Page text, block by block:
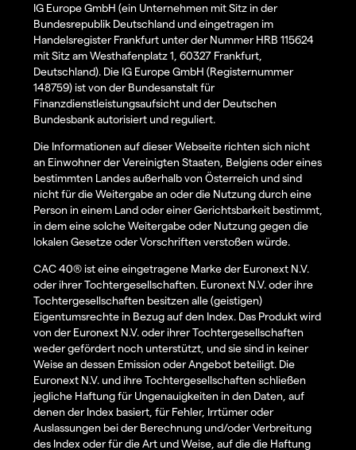
IG Europe GmbH (ein Unternehmen mit Sitz in der
Bundesrepublik Deutschland und eingetragen im
Handelsregister Frankfurt unter der Nummer HRB 115624
mit Sitz am Westhafenplatz 1, 60327 Frankfurt,
Deutschland). Die IG Europe GmbH (Registernummer
148759) ist von der Bundesanstalt für
Finanzdienstleistungsaufsicht und der Deutschen
Bundesbank autorisiert und reguliert.
Die Informationen auf dieser Webseite richten sich nicht
an Einwohner der Vereinigten Staaten, Belgiens oder eines
bestimmten Landes außerhalb von Österreich und sind
nicht für die Weitergabe an oder die Nutzung durch eine
Person in einem Land oder einer Gerichtsbarkeit bestimmt,
in dem eine solche Weitergabe oder Nutzung gegen die
lokalen Gesetze oder Vorschriften verstoßen würde.
CAC 40® ist eine eingetragene Marke der Euronext N.V.
oder ihrer Tochtergesellschaften. Euronext N.V. oder ihre
Tochtergesellschaften besitzen alle (geistigen)
Eigentumsrechte in Bezug auf den Index. Das Produkt wird
von der Euronext N.V. oder ihrer Tochtergesellschaften
weder gefördert noch unterstützt, und sie sind in keiner
Weise an dessen Emission oder Angebot beteiligt. Die
Euronext N.V. und ihre Tochtergesellschaften schließen
jegliche Haftung für Ungenauigkeiten in den Daten, auf
denen der Index basiert, für Fehler, Irrtümer oder
Auslassungen bei der Berechnung und/oder Verbreitung
des Index oder für die Art und Weise, auf die die Haftung